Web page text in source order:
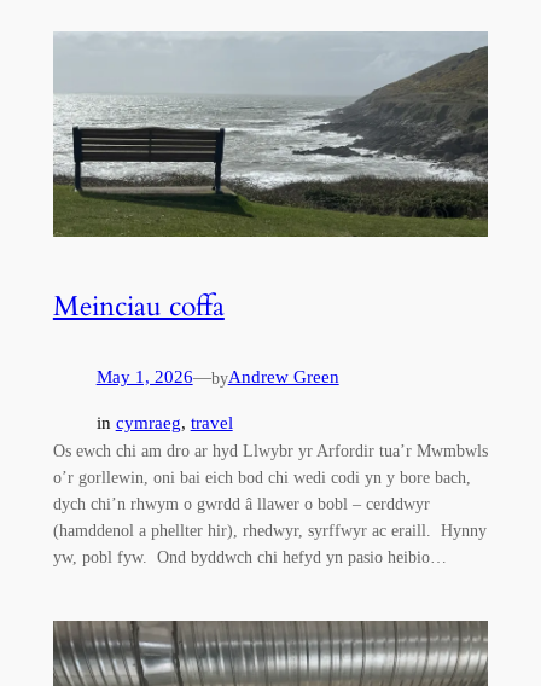
Meinciau coffa
May 1, 2026—byAndrew Green
in cymraeg, travel
Os ewch chi am dro ar hyd Llwybr yr Arfordir tua’r Mwmbwls
o’r gorllewin, oni bai eich bod chi wedi codi yn y bore bach,
dych chi’n rhwym o gwrdd â llawer o bobl – cerddwyr
(hamddenol a phellter hir), rhedwyr, syrffwyr ac eraill. Hynny
yw, pobl fyw. Ond byddwch chi hefyd yn pasio heibio…